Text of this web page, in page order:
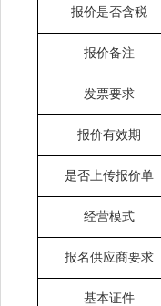
报价是否含税
报价备注
发票要求
报价有效期
是否上传报价单
经营模式
报名供应商要求
基本证件